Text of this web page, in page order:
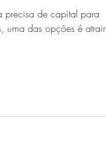
precisa de capital para
uma das opções é atrair